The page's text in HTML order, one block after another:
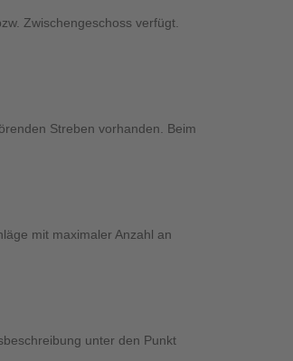
Zwischengeschoss verfügt.
Streben vorhanden. Beim
mit maximaler Anzahl an
unter den Punkt